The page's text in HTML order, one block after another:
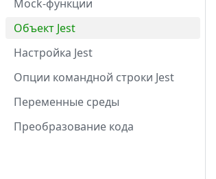
Mock-функции
Объект Jest
Настройка Jest
Опции командной строки Jest
Переменные среды
Преобразование кода